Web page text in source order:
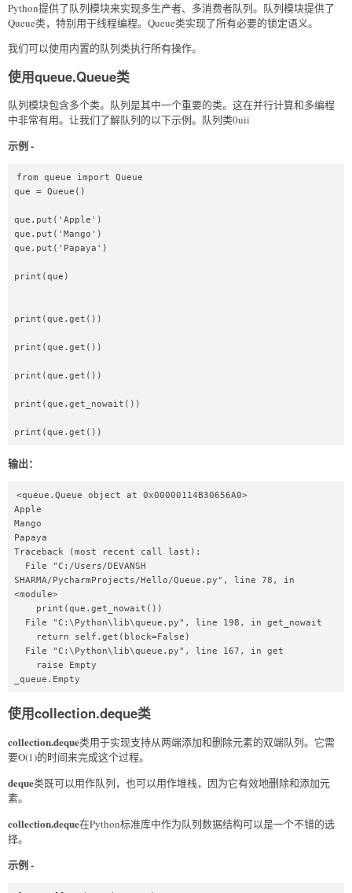
while (q.empty() == False):
    print(q.queue[0], end = " ")
Python提供了队列模块来实现多生产者、多消费者队列。队列模块提供了
Queue类，特别用于线程编程。Queue类实现了所有必要的锁定语义。
我们可以使用内置的队列类执行所有操作。
使用queue.Queue类
队列模块包含多个类。队列是其中一个重要的类。这在并行计算和多编程
中非常有用。让我们了解队列的以下示例。队列类0uii
示例 -
from queue import Queue
que = Queue()
que.put('Apple')
que.put('Mango')
que.put('Papaya')
print(que)
print(que.get())
print(que.get())
print(que.get())
print(que.get_nowait())
print(que.get())
输出：
<queue.Queue object at 0x00000114B30656A0>
Apple
Mango
Papaya
Traceback (most recent call last):
SHARMA/PycharmProjects/Hello/Queue.py", line 78, in
<module>
_queue.Empty
使用collection.deque类
collection.deque类用于实现支持从两端添加和删除元素的双端队列。它需
要O(1)的时间来完成这个过程。
deque类既可以用作队列，也可以用作堆栈，因为它有效地删除和添加元
素。
collection.deque在Python标准库中作为队列数据结构可以是一个不错的选
择。
示例 -